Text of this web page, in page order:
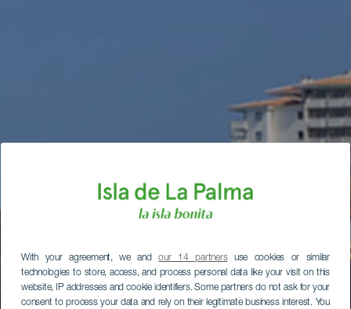
With your agreement, we andour 14 partnersuse cookies or similar
technologies to store, access, and process personal data like your visit on this
website, IP addresses and cookie identifiers. Some partners do not ask for your
consent to process your data and rely on their legitimate business interest. You